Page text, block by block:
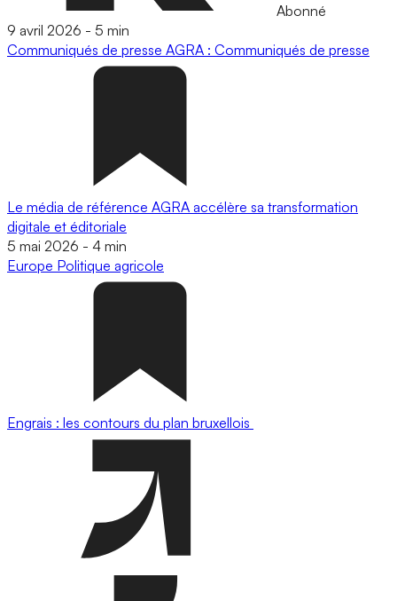
Abonné
9 avril 2026 - 5 min
Communiqués de presse AGRA : Communiqués de presse
Le média de référence AGRA accélère sa transformation
digitale et éditoriale
5 mai 2026 - 4 min
Europe Politique agricole
Engrais : les contours du plan bruxellois